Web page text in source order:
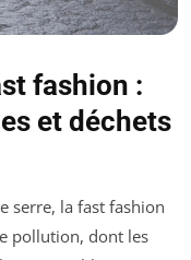
fashion :
et déchets
serre, la fast fashion
pollution, dont les